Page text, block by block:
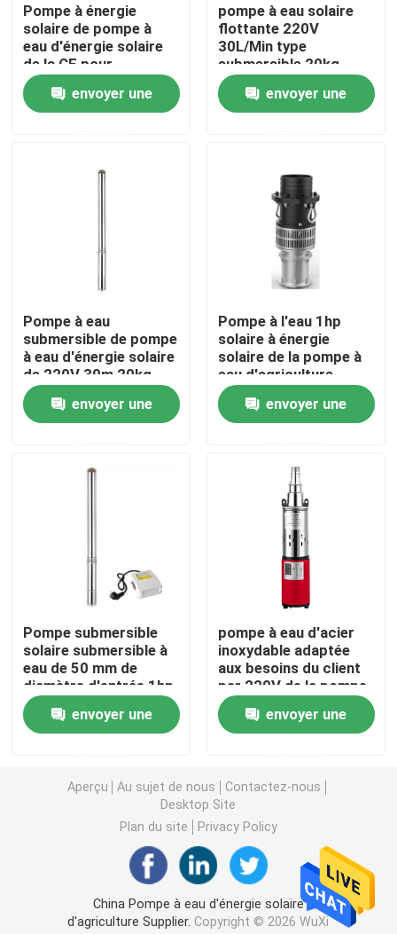
Maison
Produits
Visite d'usine
Contactez-nous
Demandez une citation
Aérateur de roue de palette d'étang
Aérateur de roue de palette d'aquiculture
Aérateur solaire de roue de palette
Aérateur d'étang de roue d'eau
Aérateur d'exploitation de pisciculture
Aérateur de roue à aubes
Pompe à eau d'étang à poissons
Aérateur de surface à énergie solaire
Pompe à énergie
solaire de pompe à
eau d'énergie solaire
de la CE pour
l'agriculture 2200W
envoyer une
pompe à eau solaire
flottante 220V
30L/Min type
submersible 20kg
solides solubles
envoyer une
Pompe à eau
submersible de pompe
à eau d'énergie solaire
de 220V 30m 20kg
envoyer une
Pompe à l'eau 1hp
solaire à énergie
solaire de la pompe à
eau d'agriculture
20VDC Sunculture
envoyer une
Pompe submersible
solaire submersible à
eau de 50 mm de
diamètre d'entrée 1hp
envoyer une
pompe à eau d'acier
inoxydable adaptée
aux besoins du client
par 220V de la pompe
à eau de l'énergie
solaire 30L/Min
envoyer une
Aperçu Au sujet de nous
Contactez-nous
Desktop Site
Plan du site
Privacy Policy
China Pompe à eau d'énergie solaire
d'agriculture Supplier. Copyright © 2026 WuXi